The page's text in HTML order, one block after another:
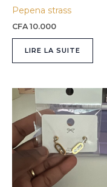
Pepena strass
CFA 10.000
LIRE LA SUITE